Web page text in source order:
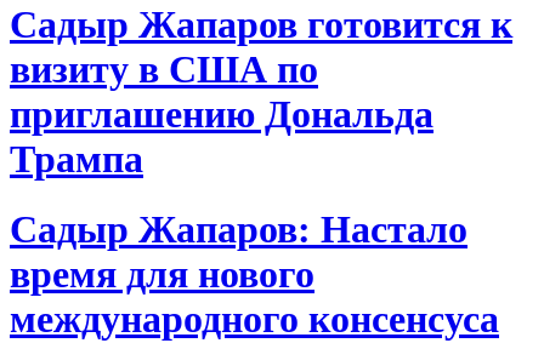
Садыр Жапаров готовится к
визиту в США по
приглашению Дональда
Трампа
Садыр Жапаров: Настало
время для нового
международного консенсуса